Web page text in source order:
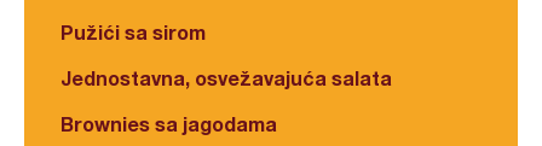
Pužići sa sirom
Jednostavna, osvežavajuća salata
Brownies sa jagodama